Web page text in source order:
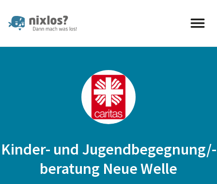
nixlos? Dann mach was
Kinder- und Jugendbegegnung/-
beratung Neue Welle